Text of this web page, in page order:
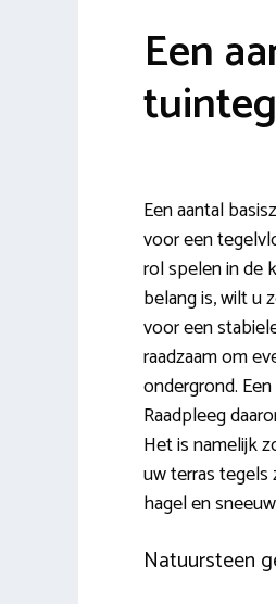
Een
Een aantal
voor een
rol spelen in de
belang is, wilt u
voor een
raadzaam om
ondergrond.
Raadpleeg
Het is namelijk
uw terras
hagel en
Natuursteen